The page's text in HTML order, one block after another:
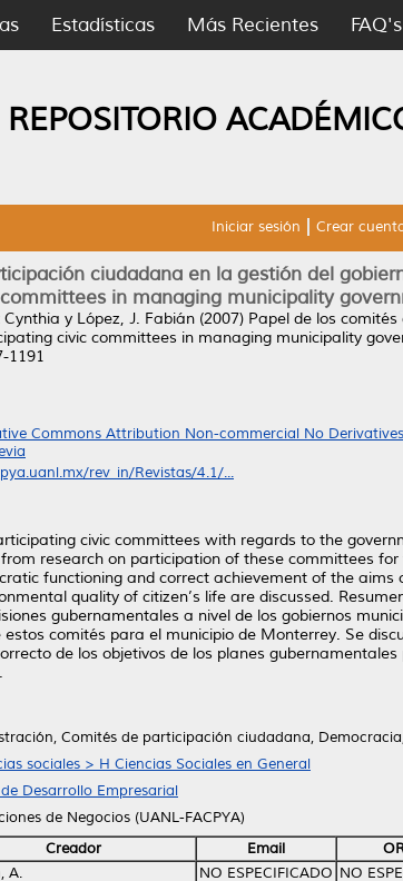
Estadísticas Más Recientes FAQ's
REPOSITORIO
Iniciar sesión Crear
ciudadana en la gestión del
in managing municipality
y López, J. Fabián (2007) Papel de los
civic committees in managing municipality
1191
Commons Attribution Non-commercial No Derivatives
rev_in/Revistas/4.1/...
civic committees with regards to the
research on participation of these committees
functioning and correct achievement of the
quality of citizen’s life are discussed.
gubernamentales a nivel de los gobiernos
comités para el municipio de Monterrey. Se
de los objetivos de los planes
Comités de participación ciudadana,
sociales > H Ciencias Sociales en General
Desarrollo Empresarial
de Negocios (UANL-FACPYA)
Creador Email
A.
NO ESPECIFICADO NO